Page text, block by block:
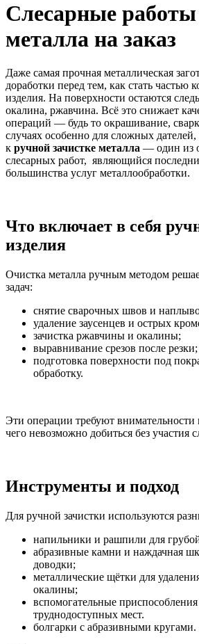
Слесарные работы
металла на заказ
Даже самая прочная металлическая
доработки перед тем, как стать частью
изделия. На поверхности остаются
окалина, ржавчина. Всё это снижает
операций — будь то окрашивание,
случаях особенно для сложных
к ручной зачистке металла — один из
слесарных работ, являющийся
большинства услуг металлообработки.
Что включает в себя
изделия
Очистка металла ручным методом
задач:
снятие сварочных швов и
удаление заусенцев и острых
зачистка ржавчины и окалины;
выравнивание срезов после резки;
подготовка поверхности под
обработку.
Эти операции требуют внимательности
чего невозможно добиться без участия
Инструменты и подход
Для ручной зачистки используются
напильники и рашпили для
абразивные камни и наждачная
доводки;
металлические щётки для
окалины;
вспомогательные
труднодоступных мест.
болгарки с абразивными кругами.